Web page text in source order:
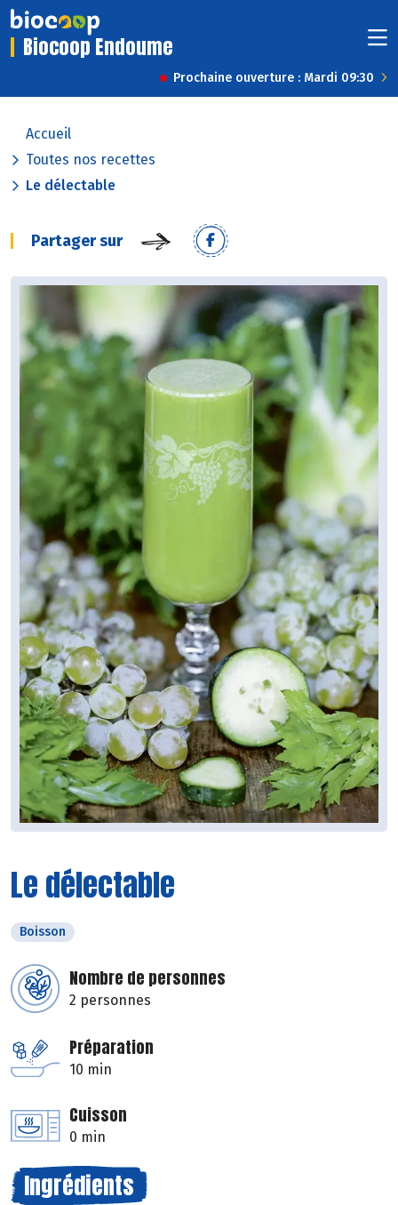
Biocoop Endoume
Prochaine ouverture : Mardi 09:30
Accueil
Toutes nos recettes
Le délectable
Partager sur
Le délectable
Boisson
Nombre de personnes
2 personnes
Préparation
10 min
Cuisson
0 min
Ingrédients